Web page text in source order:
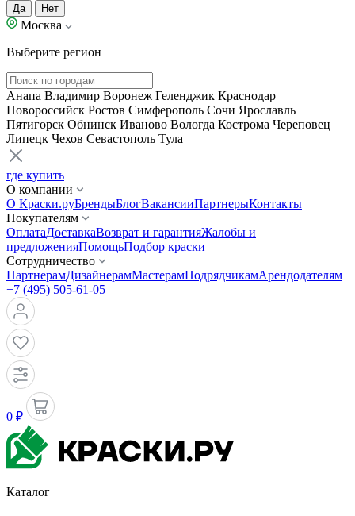
Да Нет
Москва
Выберите регион
Анапа Владимир Воронеж Геленджик Краснодар
Новороссийск Ростов Симферополь Сочи Ярославль
Пятигорск Обнинск Иваново Вологда Кострома Череповец
Липецк Чехов Севастополь Тула
где купить
О компании
О Краски.руБрендыБлогВакансииПартнерыКонтакты
Покупателям
ОплатаДоставкаВозврат и гарантияЖалобы и
предложенияПомощьПодбор краски
Сотрудничество
ПартнерамДизайнерамМастерамПодрядчикамАрендодателям
+7 (495) 505-61-05
0 ₽
Каталог